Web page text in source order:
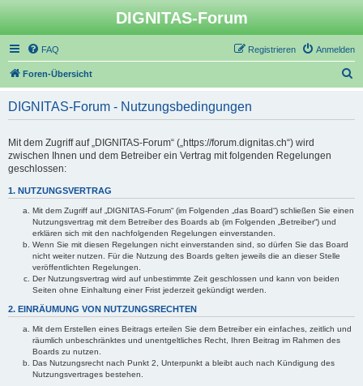
DIGNITAS-Forum
FAQ Anmelden
Registrieren
Foren-Übersicht
DIGNITAS-Forum - Nutzungsbedingungen
Mit dem Zugriff auf „DIGNITAS-Forum“ („https://forum.dignitas.ch“) wird
zwischen Ihnen und dem Betreiber ein Vertrag mit folgenden Regelungen
geschlossen:
1. NUTZUNGSVERTRAG
Mit dem Zugriff auf „DIGNITAS-Forum“ (im Folgenden „das Board“) schließen Sie einen
Nutzungsvertrag mit dem Betreiber des Boards ab (im Folgenden „Betreiber“) und
erklären sich mit den nachfolgenden Regelungen einverstanden.
Wenn Sie mit diesen Regelungen nicht einverstanden sind, so dürfen Sie das Board
nicht weiter nutzen. Für die Nutzung des Boards gelten jeweils die an dieser Stelle
veröffentlichten Regelungen.
Der Nutzungsvertrag wird auf unbestimmte Zeit geschlossen und kann von beiden
Seiten ohne Einhaltung einer Frist jederzeit gekündigt werden.
2. EINRÄUMUNG VON NUTZUNGSRECHTEN
Mit dem Erstellen eines Beitrags erteilen Sie dem Betreiber ein einfaches, zeitlich und
räumlich unbeschränktes und unentgeltliches Recht, Ihren Beitrag im Rahmen des
Boards zu nutzen.
Das Nutzungsrecht nach Punkt 2, Unterpunkt a bleibt auch nach Kündigung des
Nutzungsvertrages bestehen.